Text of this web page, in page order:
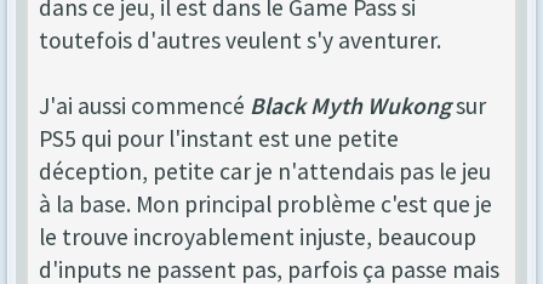
dans ce jeu, il est dans le Game Pass si
toutefois d'autres veulent s'y aventurer.
J'ai aussi commencé Black Myth Wukongsur
PS5 qui pour l'instant est une petite
déception, petite car je n'attendais pas le jeu
à la base. Mon principal problème c'est que je
le trouve incroyablement injuste, beaucoup
d'inputs ne passent pas, parfois ça passe mais